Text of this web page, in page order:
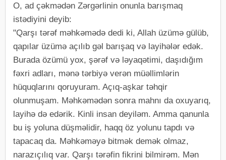
O, ad çəkmədən Zərgərlinin onunla barışmaq
istədiyini deyib:
"Qarşı tərəf məhkəmədə dedi ki, Allah üzümə gülüb,
qapılar üzümə açılıb gəl barışaq və layihələr edək.
Burada özümü yox, şərəf və ləyaqətimi, daşıdığım
fəxri adları, mənə tərbiyə verən müəllimlərin
hüquqlarını qoruyuram. Açıq-aşkar təhqir
olunmuşam. Məhkəmədən sonra mahnı da oxuyarıq,
layihə də edərik. Kinli insan deyiləm. Amma qanunla
bu iş yoluna düşməlidir, haqq öz yolunu tapdı və
tapacaq da. Məhkəməyə bitmək demək olmaz,
narazıçılıq var. Qarşı tərəfin fikrini bilmirəm. Mən